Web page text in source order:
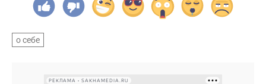
о себе
РЕКЛАМА • SAKHAMEDIA.RU